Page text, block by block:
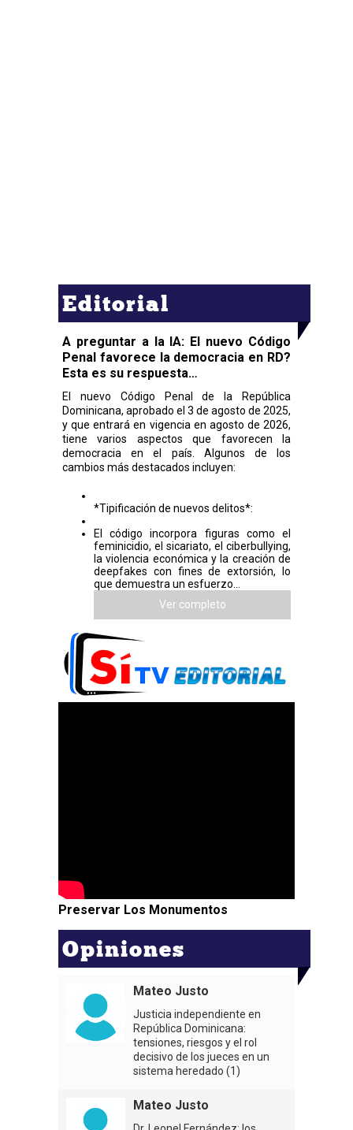
Editorial
A preguntar a la IA: El nuevo Código
Penal favorece la democracia en RD?
Esta es su respuesta…
El nuevo Código Penal de la República
Dominicana, aprobado el 3 de agosto de 2025,
y que entrará en vigencia en agosto de 2026,
tiene varios aspectos que favorecen la
democracia en el país. Algunos de los
cambios más destacados incluyen:
*Tipificación de nuevos delitos*:
El código incorpora figuras como el
feminicidio, el sicariato, el ciberbullying,
la violencia económica y la creación de
deepfakes con fines de extorsión, lo
que demuestra un esfuerzo...
Ver completo
Preservar Los Monumentos
Opiniones
Mateo Justo
Justicia independiente en
República Dominicana:
tensiones, riesgos y el rol
decisivo de los jueces en un
sistema heredado (1)
Mateo Justo